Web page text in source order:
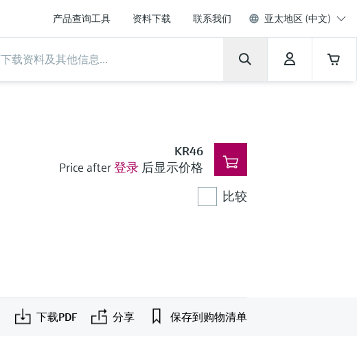
产品查询工具 资料下载 联系我们 亚太地区 (中文)
KR46
Price after登录后显示价格
比较
下载PDF 分享 保存到购物清单